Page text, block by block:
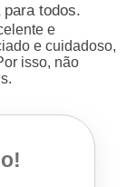
todos.
e
e cuidadoso,
isso, não